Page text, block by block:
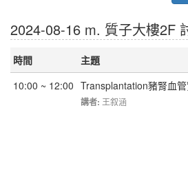
2024-08-16 m. 質子大樓2F
時間
主題
10:00 ~ 12:00 Transplantation豬腎血
講者: 王叙涵